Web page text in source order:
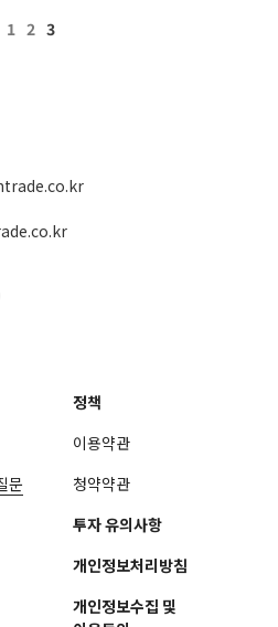
1 2 3
문
정책
이용약관
청약약관
투자 유의사항
개인정보처리방침
개인정보수집 및